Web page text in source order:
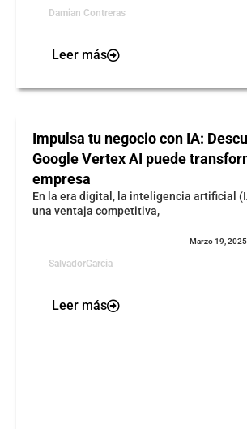
Damian Contreras
Leer más
Impulsa tu negocio con IA:
Google Vertex AI puede
empresa
En la era digital, la inteligencia artificial
una ventaja competitiva,
SalvadorGarcia
Marzo 19, 2025
Leer más